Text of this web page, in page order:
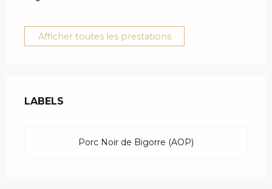
Afficher toutes les prestations
LABELS
LABELS
Porc Noir de Bigorre (AOP)